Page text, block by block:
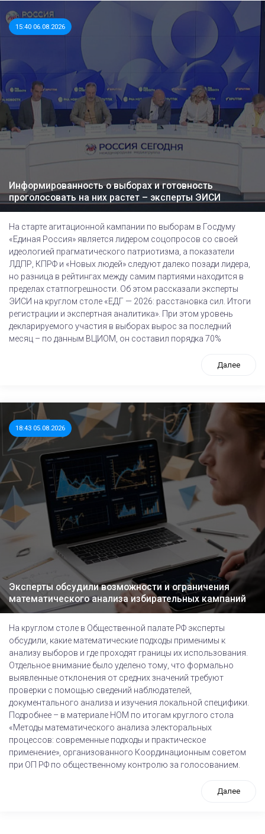
15:40 06.08.2026
Информированность о выборах и готовность
проголосовать на них растет – эксперты ЭИСИ
На старте агитационной кампании по выборам в Госдуму
«Единая Россия» является лидером соцопросов со своей
идеологией прагматического патриотизма, а показатели
ЛДПР, КПРФ и «Новых людей» следуют далеко позади лидера,
но разница в рейтингах между самим партиями находится в
пределах статпогрешности. Об этом рассказали эксперты
ЭИСИ на круглом столе «ЕДГ — 2026: расстановка сил. Итоги
регистрации и экспертная аналитика». При этом уровень
декларируемого участия в выборах вырос за последний
месяц – по данным ВЦИОМ, он составил порядка 70%
Далее
18:43 05.08.2026
Эксперты обсудили возможности и ограничения
математического анализа избирательных кампаний
На круглом столе в Общественной палате РФ эксперты
обсудили, какие математические подходы применимы к
анализу выборов и где проходят границы их использования.
Отдельное внимание было уделено тому, что формально
выявленные отклонения от средних значений требуют
проверки с помощью сведений наблюдателей,
документального анализа и изучения локальной специфики.
Подробнее – в материале НОМ по итогам круглого стола
«Методы математического анализа электоральных
процессов: современные подходы и практическое
применение», организованного Координационным советом
при ОП РФ по общественному контролю за голосованием.
Далее